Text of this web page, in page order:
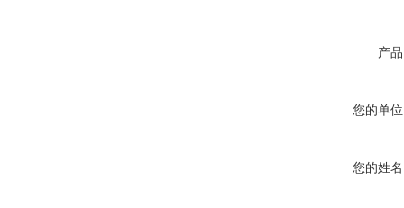
产
您的单
您的姓